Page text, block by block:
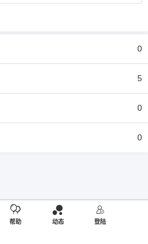
0
5
0
0
帮助 动态 登陆